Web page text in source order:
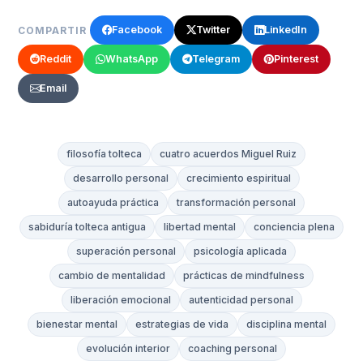
COMPARTIR Facebook Twitter LinkedIn
Reddit WhatsApp Telegram Pinterest
Email
filosofía tolteca
cuatro acuerdos Miguel Ruiz
desarrollo personal
crecimiento espiritual
autoayuda práctica
transformación personal
sabiduría tolteca antigua
libertad mental
conciencia plena
superación personal
psicología aplicada
cambio de mentalidad
prácticas de mindfulness
liberación emocional
autenticidad personal
bienestar mental
estrategias de vida
disciplina mental
evolución interior
coaching personal